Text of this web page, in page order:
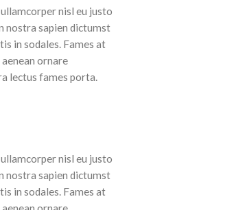
nisl eu justo
nostra sapien dictumst
in sodales. Fames at
ornare
lectus fames porta.
nisl eu justo
nostra sapien dictumst
in sodales. Fames at